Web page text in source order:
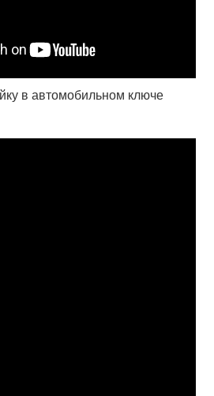
в автомобильном ключе